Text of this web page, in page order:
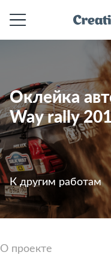
Оклейка
Way rally
К другим работам
О проекте